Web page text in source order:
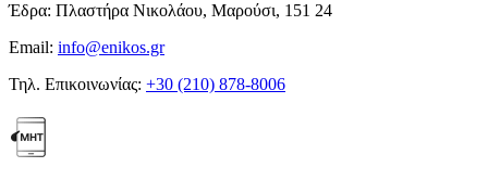
Έδρα: Πλαστήρα Νικολάου, Μαρούσι, 151 24
Email: info@enikos.gr
Τηλ. Επικοινωνίας: +30 (210) 878-8006